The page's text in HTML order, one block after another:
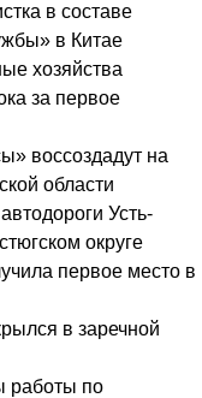
в составе
в Китае
хозяйства
за первое
воссоздадут на
области
Усть-
округе
первое место в
в заречной
работы по